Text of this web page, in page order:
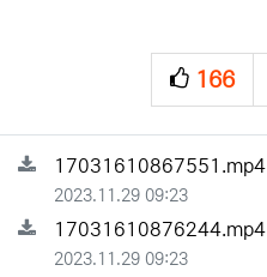
166
추천
관련자료17031610867551.mp4
등록일
2023.11.29 09:23
17031610876244.mp4
등록일
2023.11.29 09:23